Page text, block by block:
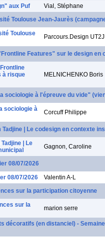
aux Puf
Vial, Stéphane
Toulouse Jean-Jaurès
Toulouse
Parcours.Design UT2J
Features" sur le design en
à risque
MELNICHENKO Boris
sociologie à l'épreuve du vide"
sociologie à
Corcuff Philippe
| Le codesign en contexte
| Le
Gagnon, Caroline
08/07/2026
08/07/2026
Valentin A-L
sur la participation citoyenne
sur la
marion serre
décoratifs (en distanciel) -